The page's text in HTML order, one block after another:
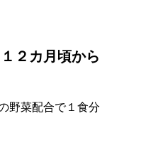
２カ月頃から
野菜配合で１食分